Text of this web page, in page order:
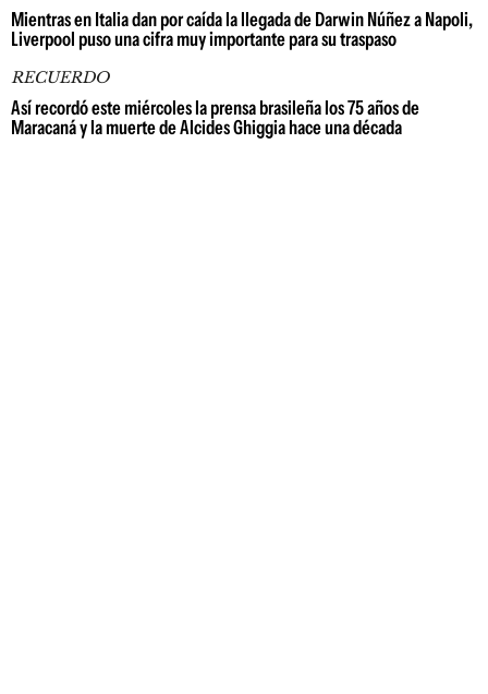
Mientras en Italia dan por caída la llegada de Darwin Núñez a Napoli,
Liverpool puso una cifra muy importante para su traspaso
RECUERDO
Así recordó este miércoles la prensa brasileña los 75 años de
Maracaná y la muerte de Alcides Ghiggia hace una década